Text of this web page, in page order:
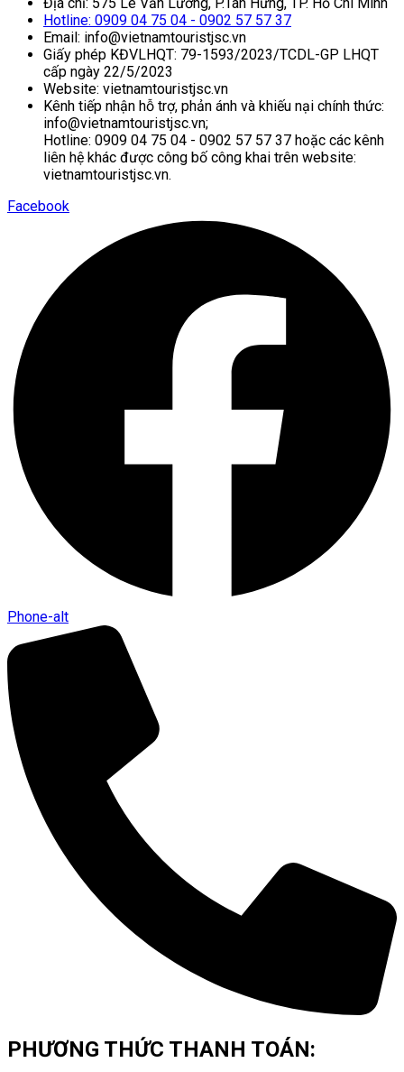
Địa chỉ: 575 Lê Văn Lương, P.Tân Hưng, TP. Hồ Chí Minh
Hotline: 0909 04 75 04 - 0902 57 57 37
Email: info@vietnamtouristjsc.vn
Giấy phép KĐVLHQT: 79-1593/2023/TCDL-GP LHQT
cấp ngày 22/5/2023
Website: vietnamtouristjsc.vn
Kênh tiếp nhận hỗ trợ, phản ánh và khiếu nại chính thức:
info@vietnamtouristjsc.vn;
Hotline: 0909 04 75 04 - 0902 57 57 37 hoặc các kênh
liên hệ khác được công bố công khai trên website:
vietnamtouristjsc.vn.
Facebook
Phone-alt
PHƯƠNG THỨC THANH TOÁN: